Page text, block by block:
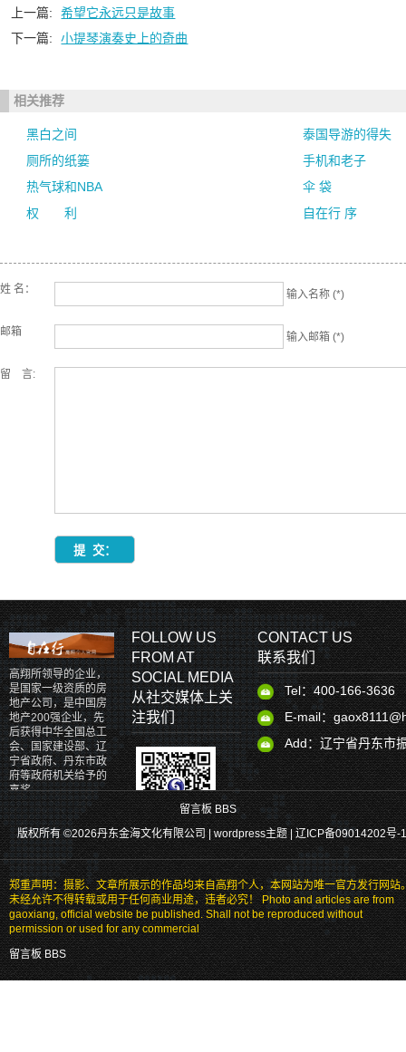
上一篇:
希望它永远只是故事
下一篇:
小提琴演奏史上的奇曲
相关推荐
黑白之间
泰国导游的得失
厕所的纸篓
手机和老子
热气球和NBA
伞 袋
权 利
自在行 序
姓 名： 输入名称 (*)
邮箱 输入邮箱 (*)
留 言:
高翔所领导的企业，
是国家一级资质的房
地产公司，是中国房
地产200强企业，先
后获得中华全国总工
会、国家建设部、辽
宁省政府、丹东市政
府等政府机关给予的
嘉奖。
FOLLOW US
FROM AT
SOCIAL MEDIA
从社交媒体上关
注我们
关注扫描官方二维码
掌握更多最新实时消息
CONTACT US
联系我们
Tel：400-166-3636
E-mail：
Add：辽宁省丹东市
留言板 BBS
版权所有 ©2026丹东金海文化有限公司 |wordpress主题|辽ICP备09014202号-1
郑重声明：摄影、文章所展示的作品均来自高翔个人，本网站为唯一官方发行网站
未经允许不得转载或用于任何商业用途，违者必究！ Photo and articles are from
gaoxiang, official website be published. Shall not be reproduced without
permission or used for any commercial
留言板 BBS